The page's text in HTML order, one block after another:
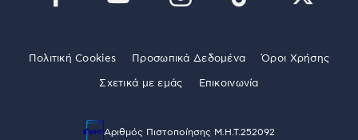
Πολιτική Cookies Προσωπικά Δεδομένα Όροι Χρήσης
Σχετικά με εμάς Επικοινωνία
Αριθμός Πιστοποίησης Μ.Η.Τ.252092